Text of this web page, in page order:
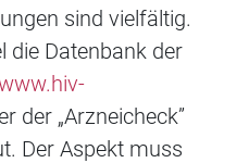
sind vielfältig.
die Datenbank der
der „Arzneicheck”
Der Aspekt muss